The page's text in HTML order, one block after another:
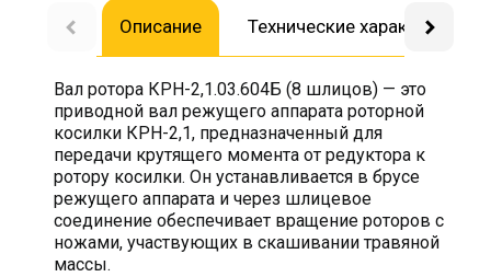
Описание Технические
Вал ротора КРН-2,1.03.604Б (8 шлицов) — это
приводной вал режущего аппарата роторной
косилки КРН-2,1, предназначенный для
передачи крутящего момента от редуктора к
ротору косилки. Он устанавливается в брусе
режущего аппарата и через шлицевое
соединение обеспечивает вращение роторов с
ножами, участвующих в скашивании травяной
массы.